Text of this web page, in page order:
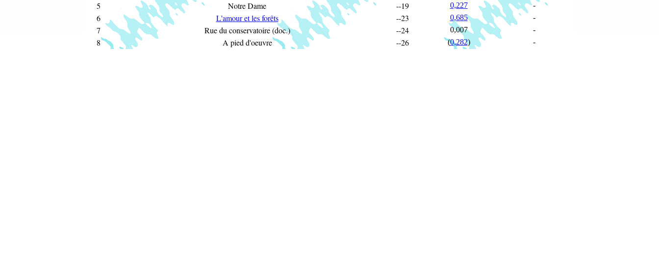
5 Notre Dame --19 0,227 -
6 L'amour et les forêts --23 0,685 -
7 Rue du conservatoire (doc.) --24 0,007 -
8 A pied d'oeuvre --26 (0,282) -